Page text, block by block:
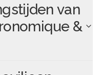
van
&